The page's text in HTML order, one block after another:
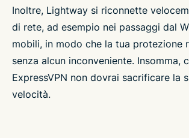
Inoltre, Lightway si riconnette
di rete, ad esempio nei passaggi dal
mobili, in modo che la tua protezione
senza alcun inconveniente. Insomma,
ExpressVPN non dovrai sacrificare la
velocità.